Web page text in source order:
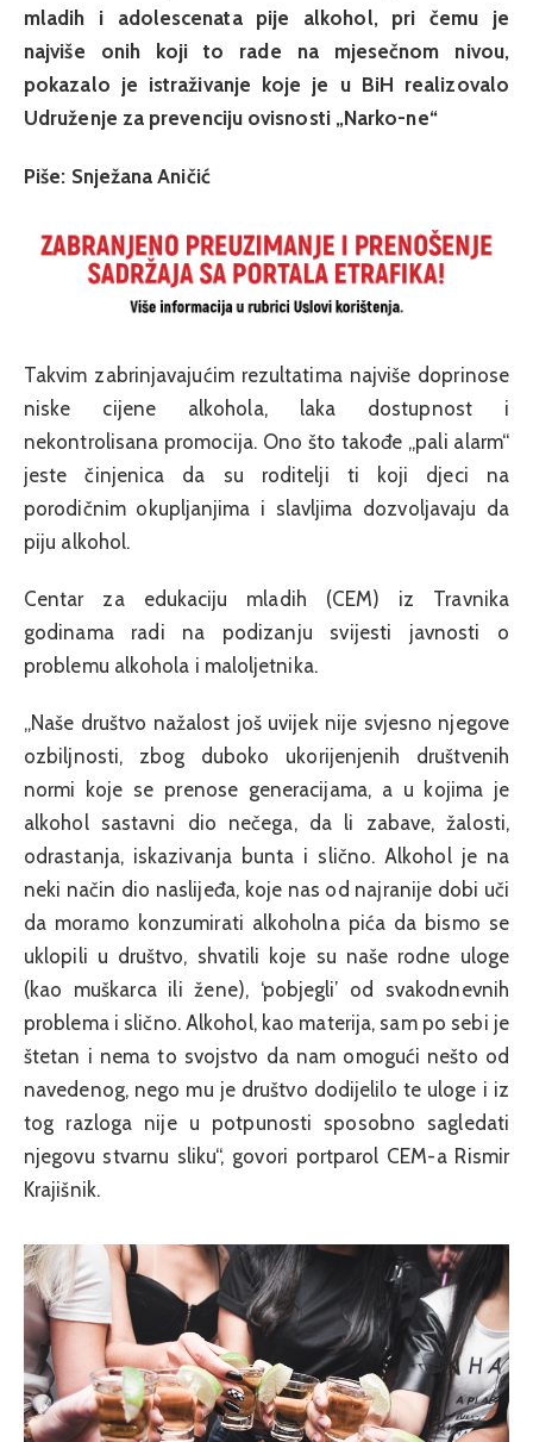
mladih i adolescenata pije alkohol, pri čemu je
najviše onih koji to rade na mjesečnom nivou,
pokazalo je istraživanje koje je u BiH realizovalo
Udruženje za prevenciju ovisnosti „Narko-ne“
Piše: Snježana Aničić
Takvim zabrinjavajućim rezultatima najviše doprinose
niske cijene alkohola, laka dostupnost i
nekontrolisana promocija. Ono što takođe „pali alarm“
jeste činjenica da su roditelji ti koji djeci na
porodičnim okupljanjima i slavljima dozvoljavaju da
piju alkohol.
Centar za edukaciju mladih (CEM) iz Travnika
godinama radi na podizanju svijesti javnosti o
problemu alkohola i maloljetnika.
„Naše društvo nažalost još uvijek nije svjesno njegove
ozbiljnosti, zbog duboko ukorijenjenih društvenih
normi koje se prenose generacijama, a u kojima je
alkohol sastavni dio nečega, da li zabave, žalosti,
odrastanja, iskazivanja bunta i slično. Alkohol je na
neki način dio naslijeđa, koje nas od najranije dobi uči
da moramo konzumirati alkoholna pića da bismo se
uklopili u društvo, shvatili koje su naše rodne uloge
(kao muškarca ili žene), ‘pobjegli’ od svakodnevnih
problema i slično. Alkohol, kao materija, sam po sebi je
štetan i nema to svojstvo da nam omogući nešto od
navedenog, nego mu je društvo dodijelilo te uloge i iz
tog razloga nije u potpunosti sposobno sagledati
njegovu stvarnu sliku“, govori portparol CEM-a Rismir
Krajišnik.